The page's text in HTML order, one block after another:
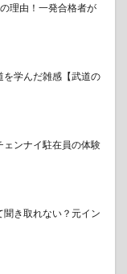
理由！一発合格者が
を学んだ雑感【武道の
ェンナイ駐在員の体験
き取れない？元イン